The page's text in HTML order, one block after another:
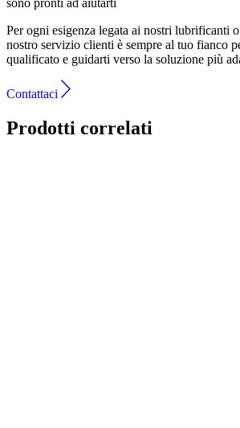
sono pronti ad aiutarti
Per ogni esigenza legata ai nostri lubrificanti
nostro servizio clienti è sempre al tuo fianco
qualificato e guidarti verso la soluzione più
Contattaci
Prodotti correlati